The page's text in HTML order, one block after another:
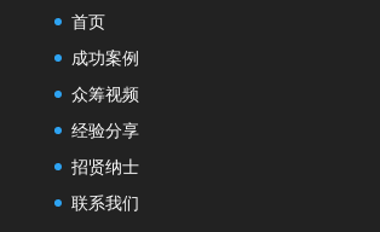
首页
成功案例
众筹视频
经验分享
招贤纳士
联系我们